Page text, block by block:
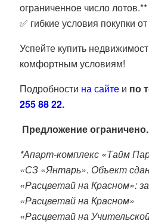
ограниченное число лотов.**
✅ гибкие условия покупки
Успейте купить
комфортным условиям!
Подробности на сайтеи по
255 88 22.
Предложение ограничено.
*Апарт-комплекс «Тайм
«СЗ «Янтарь». Объект
«Расцветай на Красном»:
«Расцветай на Красном»
«Расцветай на